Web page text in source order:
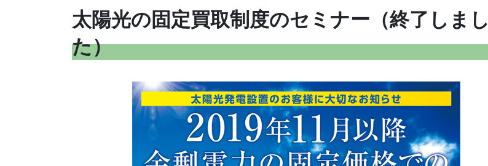
太陽光の固定買取制度のセミナー（終了しまし
た）